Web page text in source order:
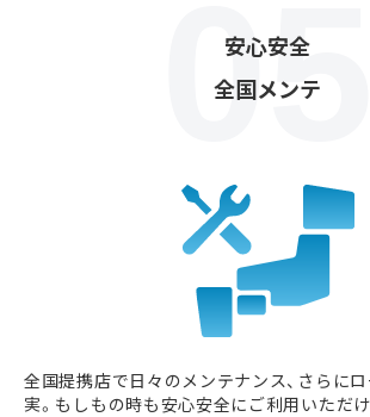
安心安全
全国メンテ
全国提携店で日々のメンテナンス、さらに
実。もしもの時も安心安全にご利用いただけ